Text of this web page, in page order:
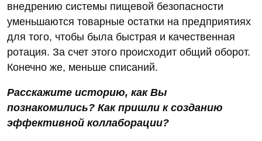
внедрению системы пищевой безопасности
уменьшаются товарные остатки на предприятиях
для того, чтобы была быстрая и качественная
ротация. За счет этого происходит общий оборот.
Конечно же, меньше списаний.
Расскажите историю, как Вы
познакомились? Как пришли к созданию
эффективной коллаборации?